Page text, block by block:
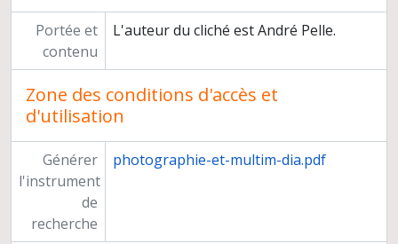
Portée et
contenu
L'auteur du cliché est André Pelle.
Zone des conditions d'accès et
d'utilisation
Générer
l'instrument
de
recherche
photographie-et-multim-dia.pdf